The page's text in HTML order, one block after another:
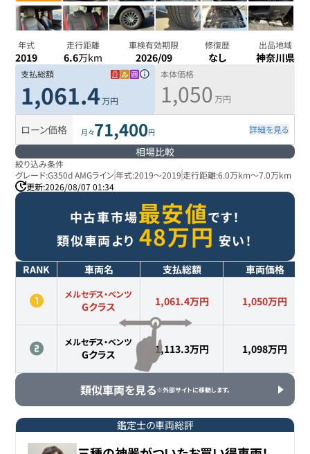
年式
2019
走行距離
6.6万km
車検有効期限
2026/09
修復歴
なし
出品地域
神奈川県
支払総額
1,061.4 万円
本体価格
1,050 万円
ローン価格 月々71,400円 詳細を見る
相場比較
絞り込み条件
グレード:G350d AMGライン 年式:2019～2019 走行距離:6.0万km～7.0万km
更新:2026/08/07 01:34
中古車市場最安値です！
類似車両より 48万円 安い！
RANK 車両名 支払総額 車両価格
メルセデス・ベンツ
Gクラス 1,061.4万円 1,050万円
メルセデス・ベンツ
Gクラス 1,113.3万円 1,098万円
類似車両を見る※外部サイトに移動します。
鑑定士の車両総評